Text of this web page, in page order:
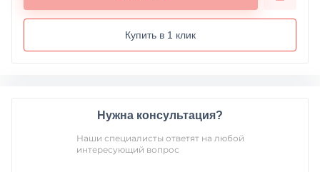
Купить в 1 клик
Нужна консультация?
Наши специалисты ответят на любой
интересующий вопрос